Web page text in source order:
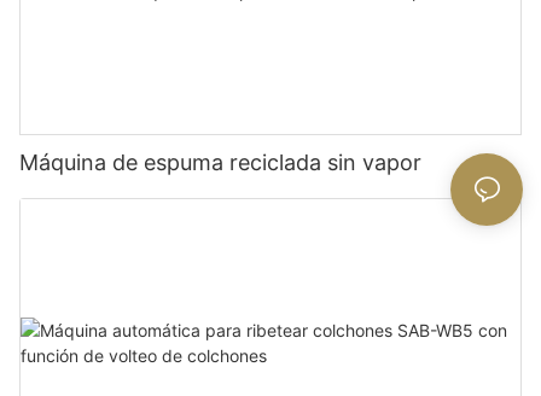
Máquina de espuma reciclada sin vapor